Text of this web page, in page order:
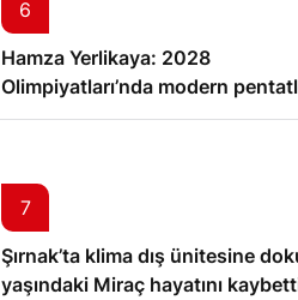
6
Hamza Yerlikaya: 2028
Olimpiyatları’nda modern
büyük hedefler
7
Şırnak’ta klima dış ünitesine
yaşındaki Miraç hayatını